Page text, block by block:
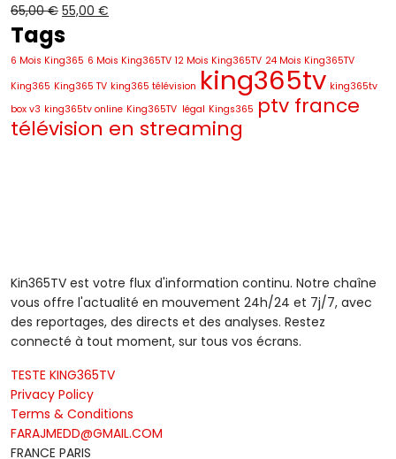
65,00€ Le
prix
était :
65,00 €.
55,00 €
est :
55,00 €.
Tags
6 Mois King365 6 Mois King365TV 12 Mois King365TV 24 Mois King365TV
King365 King365 TV king365 télévision king365tv king365tv
box v3 king365tv online King365TV légal Kings365 ptv france
télévision en streaming
Kin365TV est votre flux d'information continu. Notre chaîne
vous offre l'actualité en mouvement 24h/24 et 7j/7, avec
des reportages, des directs et des analyses. Restez
connecté à tout moment, sur tous vos écrans.
TESTE KING365TV
Privacy Policy
Terms & Conditions
FARAJMEDD@GMAIL.COM
FRANCE PARIS